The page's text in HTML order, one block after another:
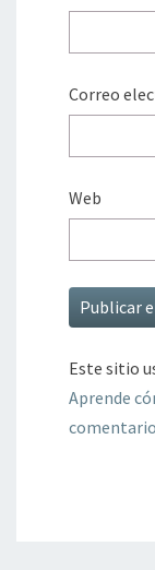
Correo
Web
Este sitio
Aprende